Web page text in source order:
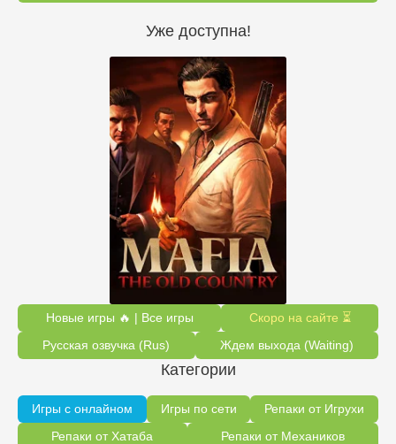
Уже доступна!
Новые игры 🔥 | Все игры
Скоро на сайте ⏳
Русская озвучка (Rus)
Ждем выхода (Waiting)
Категории
Игры с онлайном Игры по сети
Репаки от Игрухи
Репаки от Хатаба
Репаки от Механиков